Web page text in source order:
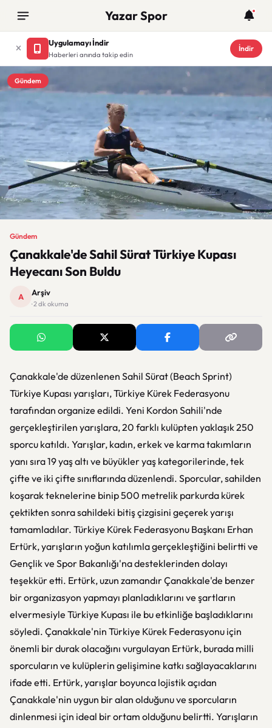
Yazar Spor
Uygulamayı İndir
Haberleri anında takip edin
İndir
Gündem
Gündem
Çanakkale'de Sahil Sürat Türkiye Kupası
Heyecanı Son Buldu
A Arşiv
· 2 dk okuma
Çanakkale'de düzenlenen Sahil Sürat (Beach Sprint)
Türkiye Kupası yarışları, Türkiye Kürek Federasyonu
tarafından organize edildi. Yeni Kordon Sahili'nde
gerçekleştirilen yarışlara, 20 farklı kulüpten yaklaşık 250
sporcu katıldı. Yarışlar, kadın, erkek ve karma takımların
yanı sıra 19 yaş altı ve büyükler yaş kategorilerinde, tek
çifte ve iki çifte sınıflarında düzenlendi. Sporcular, sahilden
koşarak teknelerine binip 500 metrelik parkurda kürek
çektikten sonra sahildeki bitiş çizgisini geçerek yarışı
tamamladılar. Türkiye Kürek Federasyonu Başkanı Erhan
Ertürk, yarışların yoğun katılımla gerçekleştiğini belirtti ve
Gençlik ve Spor Bakanlığı'na desteklerinden dolayı
teşekkür etti. Ertürk, uzun zamandır Çanakkale'de benzer
bir organizasyon yapmayı planladıklarını ve şartların
elvermesiyle Türkiye Kupası ile bu etkinliğe başladıklarını
söyledi. Çanakkale'nin Türkiye Kürek Federasyonu için
önemli bir durak olacağını vurgulayan Ertürk, burada milli
sporcuların ve kulüplerin gelişimine katkı sağlayacaklarını
ifade etti. Ertürk, yarışlar boyunca lojistik açıdan
Çanakkale'nin uygun bir alan olduğunu ve sporcuların
dinlenmesi için ideal bir ortam olduğunu belirtti. Yarışların